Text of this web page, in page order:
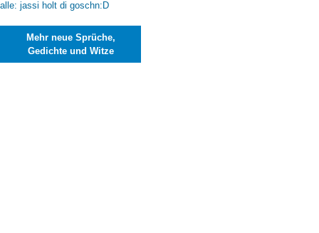
Mehr neue Sprüche,
Gedichte und Witze